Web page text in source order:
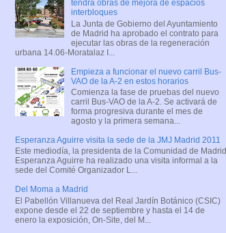
tendrá obras de mejora de espacios
interbloques
La Junta de Gobierno del Ayuntamiento
de Madrid ha aprobado el contrato para
ejecutar las obras de la regeneración
urbana 14.06-Moratalaz I...
Empieza a funcionar el nuevo carril Bus-
VAO de la A-2 en estos horarios
Comienza la fase de pruebas del nuevo
carril Bus-VAO de la A-2. Se activará de
forma progresiva durante el mes de
agosto y la primera semana...
Esperanza Aguirre visita la sede de la JMJ Madrid 2011
Este mediodía, la presidenta de la Comunidad de Madrid
Esperanza Aguirre ha realizado una visita informal a la
sede del Comité Organizador L...
Del Moma a Madrid
El Pabellón Villanueva del Real Jardín Botánico (CSIC)
expone desde el 22 de septiembre y hasta el 14 de
enero la exposición, On-Site, del M...